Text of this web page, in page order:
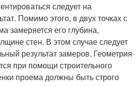
следует на
Помимо этого, в двух точках с
замеряется его глубина,
стен. В этом случае следует
результат замеров. Геометрия
при помощи строительного
проема должны быть строго